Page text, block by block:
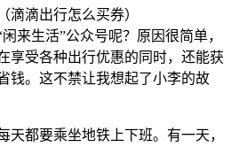
来生活”公众号呢？原因很简单，
享受各种出行优惠的同时，还能获
钱。这不禁让我想起了小李的故
天都要乘坐地铁上下班。有一天，